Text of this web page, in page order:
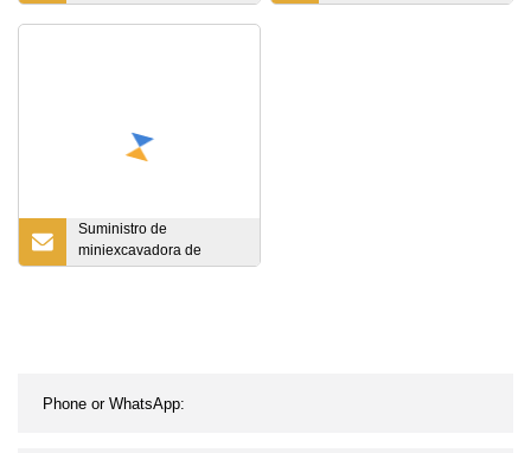
con agarrador giratorio
completo de culatas del
Suministro de
miniexcavadora de
orugas de 13,6 kw